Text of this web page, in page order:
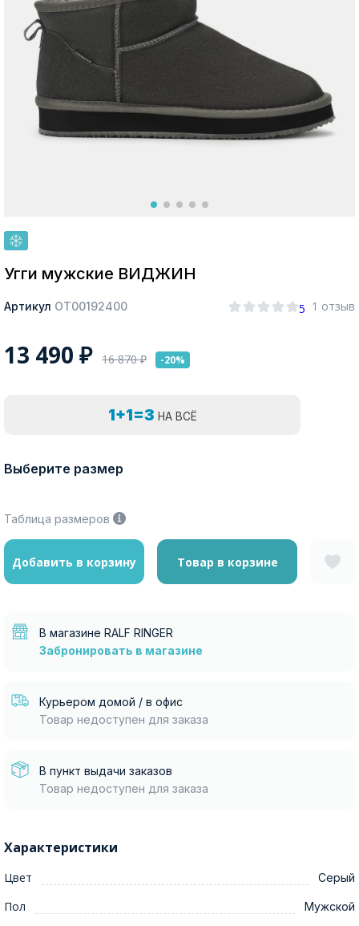
Москва
Покупателям
Угги мужские ВИДЖИН
Артикул ОТ00192400 5 1 отзыв
13 490 ₽ 16 870₽ -20%
1+1=3 НА ВСЁ
Выберите размер
Таблица размеров
Добавить в корзину Товар в корзине
В магазине RALF RINGER
Забронировать в магазине
Курьером домой / в офис
Товар недоступен для заказа
В пункт выдачи заказов
Товар недоступен для заказа
Характеристики
Цвет Серый
Пол Мужской